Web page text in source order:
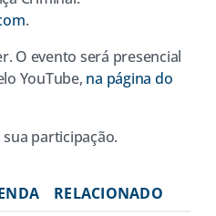
.
O evento será presencial
YouTube, na página do
participação.
RELACIONADO